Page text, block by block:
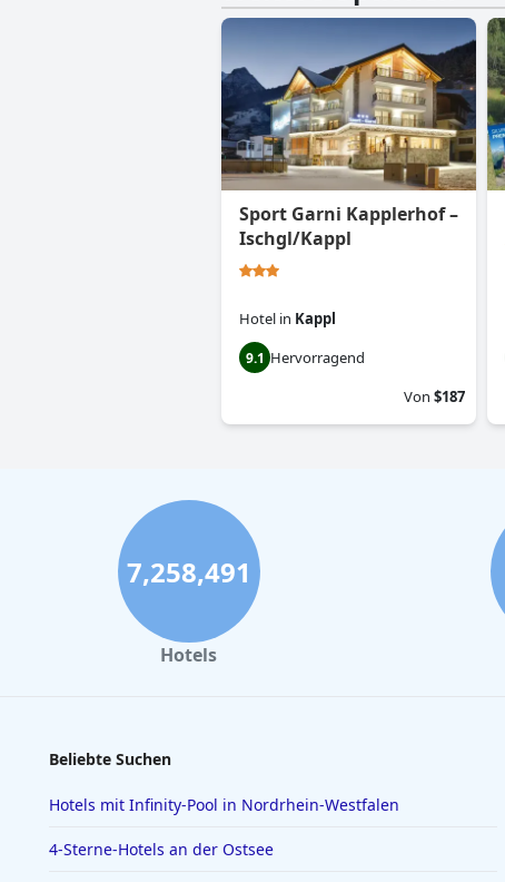
Sport Garni Kapplerhof –
Ischgl/Kappl
Hotel in Kappl
9.1 Hervorragend
Von $187
7,258,491
Hotels
Beliebte Suchen
Hotels mit Infinity-Pool in Nordrhein-Westfalen
4-Sterne-Hotels an der Ostsee